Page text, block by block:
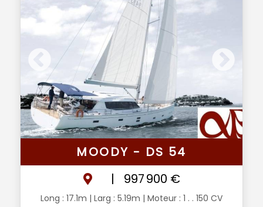
MOODY - DS 54
|
997 900 €
Long : 17.1m | Larg : 5.19m | Moteur : 1 . . 150 CV